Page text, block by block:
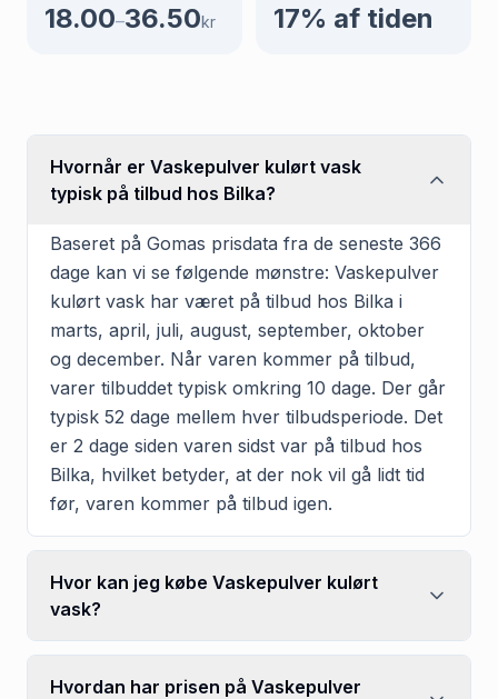
18.00–36.50kr 17% af tiden
Hvornår er Vaskepulver kulørt vask
typisk på tilbud hos Bilka?
Baseret på Gomas prisdata fra de seneste 366
dage kan vi se følgende mønstre: Vaskepulver
kulørt vask har været på tilbud hos Bilka i
marts, april, juli, august, september, oktober
og december. Når varen kommer på tilbud,
varer tilbuddet typisk omkring 10 dage. Der går
typisk 52 dage mellem hver tilbudsperiode. Det
er 2 dage siden varen sidst var på tilbud hos
Bilka, hvilket betyder, at der nok vil gå lidt tid
før, varen kommer på tilbud igen.
Hvor kan jeg købe Vaskepulver kulørt
vask?
Hvordan har prisen på Vaskepulver